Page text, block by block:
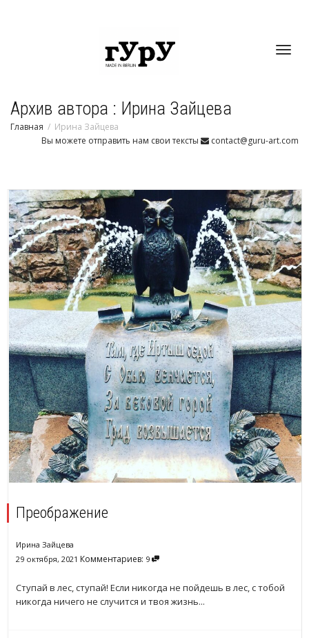
Архив автора : Ирина Зайцева
Главная
Ирина Зайцева
Вы можете отправить нам свои тексты
contact@guru-art.com
Преображение
Ирина Зайцева
29 октября, 2021 Комментариев: 9
Ступай в лес, ступай! Если никогда не пойдешь в лес, с тобой
никогда ничего не случится и твоя жизнь...